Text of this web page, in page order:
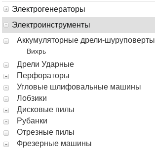
Электрогенераторы
Электроинструменты
Аккумуляторные дрели-шуруповерты
Вихрь
Дрели Ударные
Перфораторы
Угловые шлифовальные машины
Лобзики
Дисковые пилы
Рубанки
Отрезные пилы
Фрезерные машины